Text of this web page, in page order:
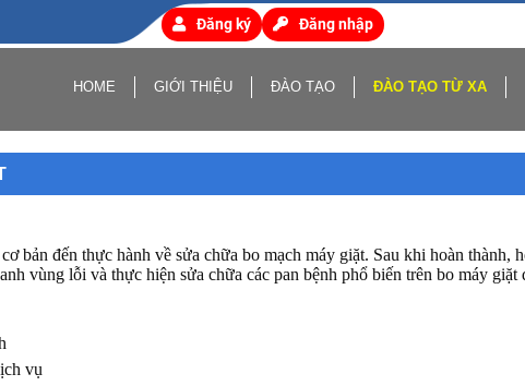
Đăng ký Đăng nhập
HOME GIỚI THIỆU ĐÀO TẠO ĐÀO TẠO TỪ XA
bản đến thực hành về sửa chữa bo mạch máy giặt. Sau khi hoàn
vùng lỗi và thực hiện sửa chữa các pan bệnh phổ biến trên bo máy giặt
vụ